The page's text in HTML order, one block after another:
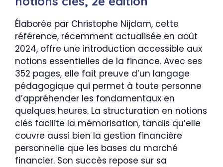
Élaborée par Christophe Nijdam, cette
référence, récemment actualisée en août
2024, offre une introduction accessible aux
notions essentielles de la finance. Avec ses
352 pages, elle fait preuve d’un langage
pédagogique qui permet à toute personne
d’appréhender les fondamentaux en
quelques heures. La structuration en notions
clés facilite la mémorisation, tandis qu’elle
couvre aussi bien la gestion financière
personnelle que les bases du marché
financier. Son succès repose sur sa